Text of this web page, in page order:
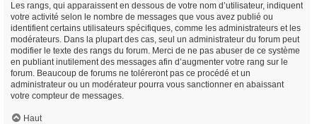
Les rangs, qui apparaissent en dessous de votre nom d’utilisateur, indiquent
votre activité selon le nombre de messages que vous avez publié ou
identifient certains utilisateurs spécifiques, comme les administrateurs et les
modérateurs. Dans la plupart des cas, seul un administrateur du forum peut
modifier le texte des rangs du forum. Merci de ne pas abuser de ce système
en publiant inutilement des messages afin d’augmenter votre rang sur le
forum. Beaucoup de forums ne toléreront pas ce procédé et un
administrateur ou un modérateur pourra vous sanctionner en abaissant
votre compteur de messages.
Haut